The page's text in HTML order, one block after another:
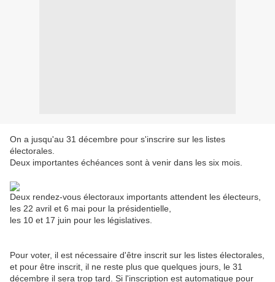
On a jusqu'au 31 décembre pour s'inscrire sur les listes
électorales.
Deux importantes échéances sont à venir dans les six mois.
Deux rendez-vous électoraux importants attendent les électeurs,
les 22 avril et 6 mai pour la présidentielle,
les 10 et 17 juin pour les législatives.
Pour voter, il est nécessaire d'être inscrit sur les listes électorales,
et pour être inscrit, il ne reste plus que quelques jours, le 31
décembre il sera trop tard. Si l'inscription est automatique pour